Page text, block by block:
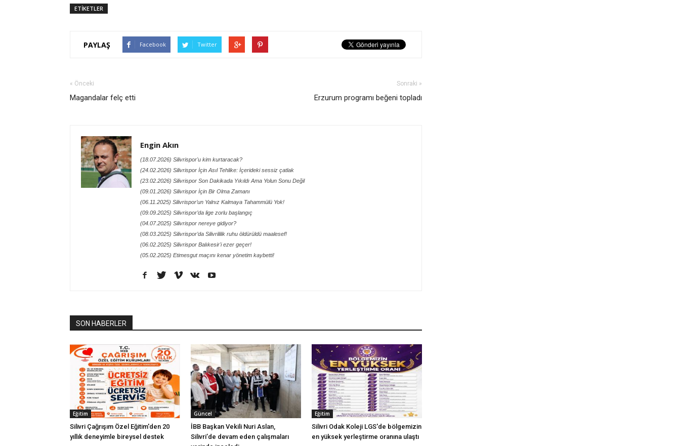
ETİKETLER
PAYLAŞ Facebook Twitter
« Önceki
Magandalar felç etti
Sonraki »
Erzurum programı beğeni topladı
Engin Akın
(18.07.2026) Silivrispor'u kim kurtaracak?
(24.02.2026) Silivrispor İçin Asıl Tehlike: İçerideki sessiz çatlak
(23.02.2026) Silivrispor Son Dakikada Yıkıldı Ama Yolun Sonu Değil
(09.01.2026) Silivrispor İçin Bir Olma Zamanı
(06.11.2025) Silivrispor’un Yalnız Kalmaya Tahammülü Yok!
(09.09.2025) Silivrispor’da lige zorlu başlangıç
(04.07.2025) Silivrispor nereye gidiyor?
(08.03.2025) Silivrispor’da Silivrililik ruhu öldürüldü maalesef!
(06.02.2025) Silivrispor Balıkesir'i ezer geçer!
(05.02.2025) Etimesgut maçını kenar yönetim kaybetti!
SON HABERLER
Eğitim
Silivri Çağrışım Özel Eğitim'den 20
yıllık deneyimle bireysel destek
Güncel
İBB Başkan Vekili Nuri Aslan,
Silivri’de devam eden çalışmaları
Eğitim
Silivri Odak Koleji LGS'de bölgemizin
en yüksek yerleştirme oranına ulaştı